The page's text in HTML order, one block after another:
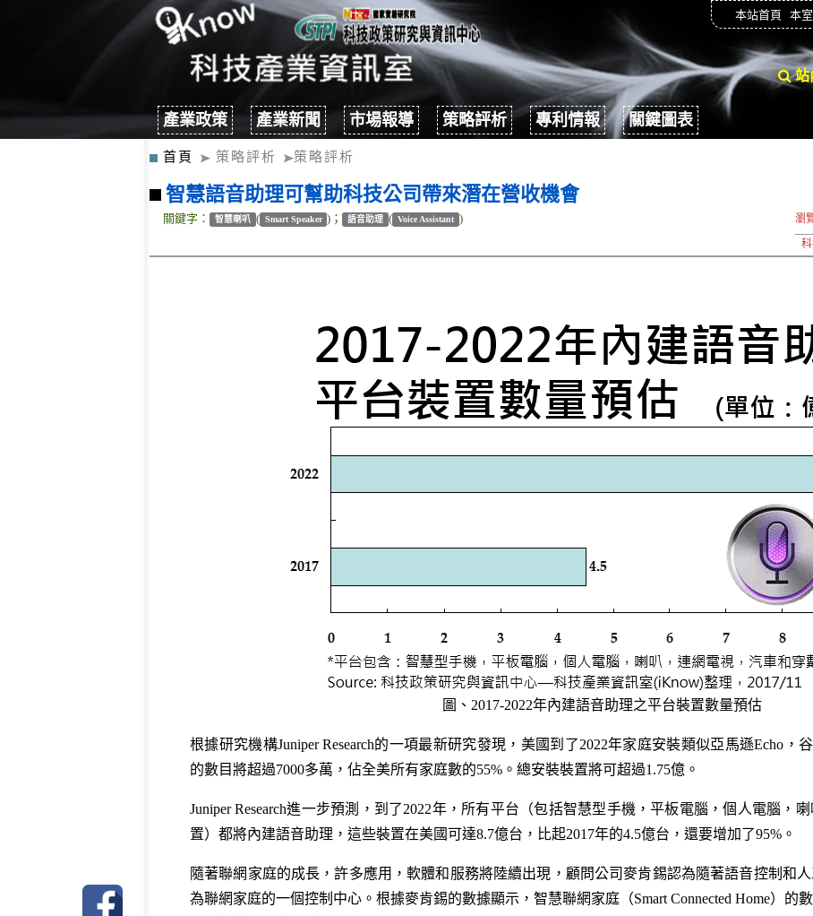
本站首頁 本
站
產業政策 產業新聞 市場報導 策略評析 專利情報 關鍵圖表
首頁 策略評析 策略評析
智慧語音助理可幫助科技公司帶來潛在營收機會
關鍵字： 智慧喇叭 ( Smart Speaker )； 語音助理 ( Voice Assistant ) 瀏
圖、2017-2022年內建語音助理之平台裝置數量預估
根據研究機構Juniper Research的一項最新研究發現，美國到了2022年家庭安裝類似亞馬遜Echo，
的數目將超過7000多萬，佔全美所有家庭數的55%。總安裝裝置將可超過1.75億。
Juniper Research進一步預測，到了2022年，所有平台（包括智慧型手機，平板電腦，個人電腦，
置）都將內建語音助理，這些裝置在美國可達8.7億台，比起2017年的4.5億台，還要增加了95%。
隨著聯網家庭的成長，許多應用，軟體和服務將陸續出現，顧問公司麥肯錫認為隨著語音控制和
為聯網家庭的一個控制中心。根據麥肯錫的數據顯示，智慧聯網家庭（Smart Connected Home）的